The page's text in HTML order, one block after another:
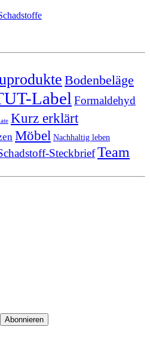
Bodenbeläge
Label Formaldehyd
Kurz erklärt
Möbel Nachhaltig leben
SteckbriefTeam